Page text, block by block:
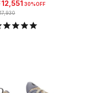
12,551 30%OFF